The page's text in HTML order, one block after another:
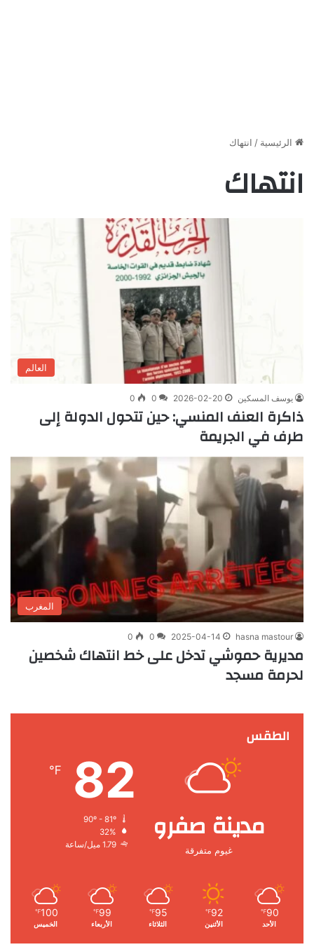
الرئيسية / انتهاك
انتهاك
العالم
يوسف المسكين 2026-02-20
0
0
ذاكرة العنف المنسي: حين تتحول الدولة إلى
طرف في الجريمة
المغرب
hasna mastour
2025-04-14
0
0
مديرية حموشي تدخل على خط انتهاك شخصين
لحرمة مسجد
الطقس
مدينة صفرو
غيوم متفرقة
82
℉
32%
1.79 ميل/ساعة
90
℉
الأحد
92
℉
الأثنين
95
℉
الثلاثاء
99
℉
الأربعاء
100
℉
الخميس